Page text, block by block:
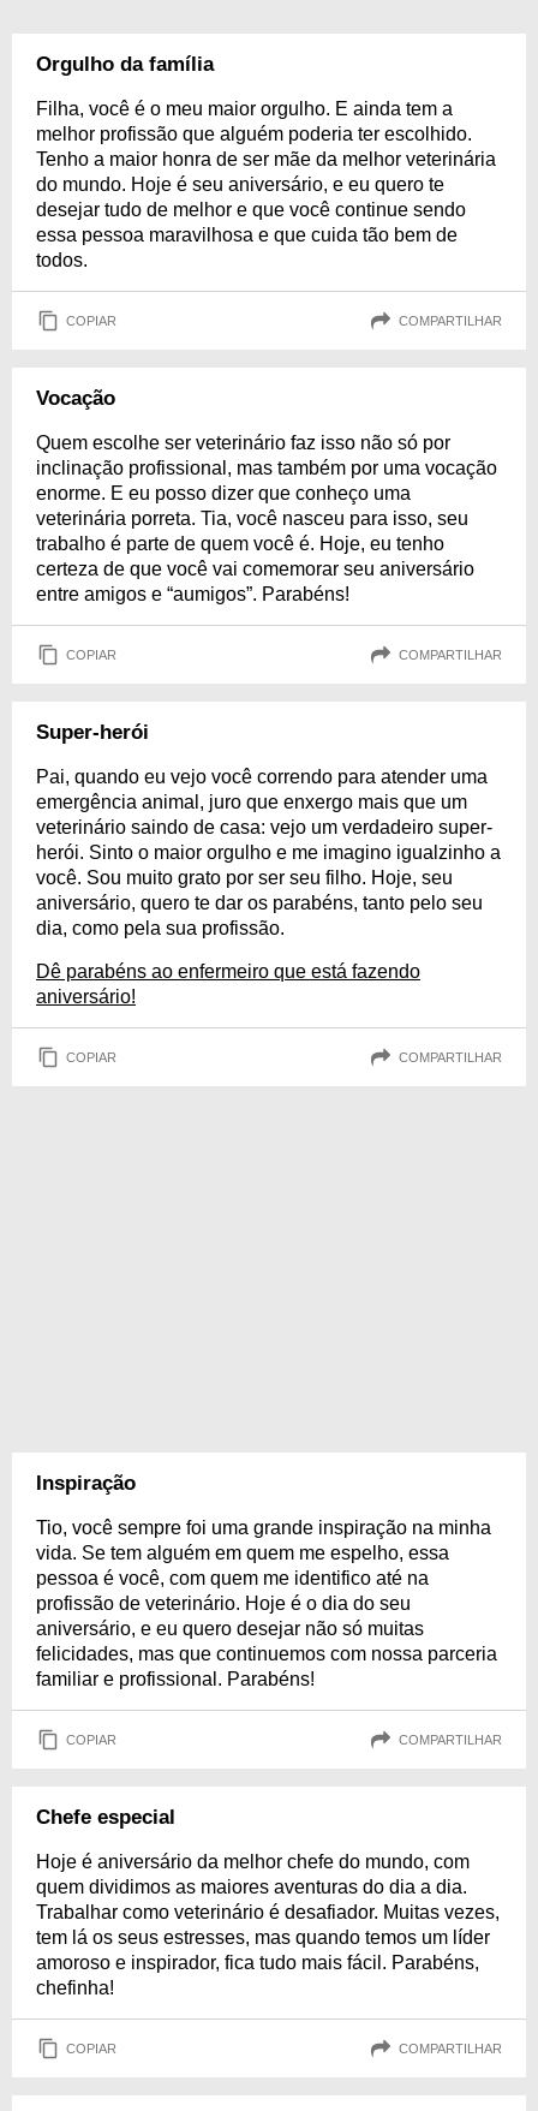
Orgulho da família
Filha, você é o meu maior orgulho. E ainda tem a
melhor profissão que alguém poderia ter escolhido.
Tenho a maior honra de ser mãe da melhor veterinária
do mundo. Hoje é seu aniversário, e eu quero te
desejar tudo de melhor e que você continue sendo
essa pessoa maravilhosa e que cuida tão bem de
todos.
COPIAR COMPARTILHAR
Vocação
Quem escolhe ser veterinário faz isso não só por
inclinação profissional, mas também por uma vocação
enorme. E eu posso dizer que conheço uma
veterinária porreta. Tia, você nasceu para isso, seu
trabalho é parte de quem você é. Hoje, eu tenho
certeza de que você vai comemorar seu aniversário
entre amigos e “aumigos”. Parabéns!
COPIAR COMPARTILHAR
Super-herói
Pai, quando eu vejo você correndo para atender uma
emergência animal, juro que enxergo mais que um
veterinário saindo de casa: vejo um verdadeiro super-
herói. Sinto o maior orgulho e me imagino igualzinho a
você. Sou muito grato por ser seu filho. Hoje, seu
aniversário, quero te dar os parabéns, tanto pelo seu
dia, como pela sua profissão.
Dê parabéns ao enfermeiro que está fazendo
aniversário!
COPIAR COMPARTILHAR
Inspiração
Tio, você sempre foi uma grande inspiração na minha
vida. Se tem alguém em quem me espelho, essa
pessoa é você, com quem me identifico até na
profissão de veterinário. Hoje é o dia do seu
aniversário, e eu quero desejar não só muitas
felicidades, mas que continuemos com nossa parceria
familiar e profissional. Parabéns!
COPIAR COMPARTILHAR
Chefe especial
Hoje é aniversário da melhor chefe do mundo, com
quem dividimos as maiores aventuras do dia a dia.
Trabalhar como veterinário é desafiador. Muitas vezes,
tem lá os seus estresses, mas quando temos um líder
amoroso e inspirador, fica tudo mais fácil. Parabéns,
chefinha!
COPIAR COMPARTILHAR